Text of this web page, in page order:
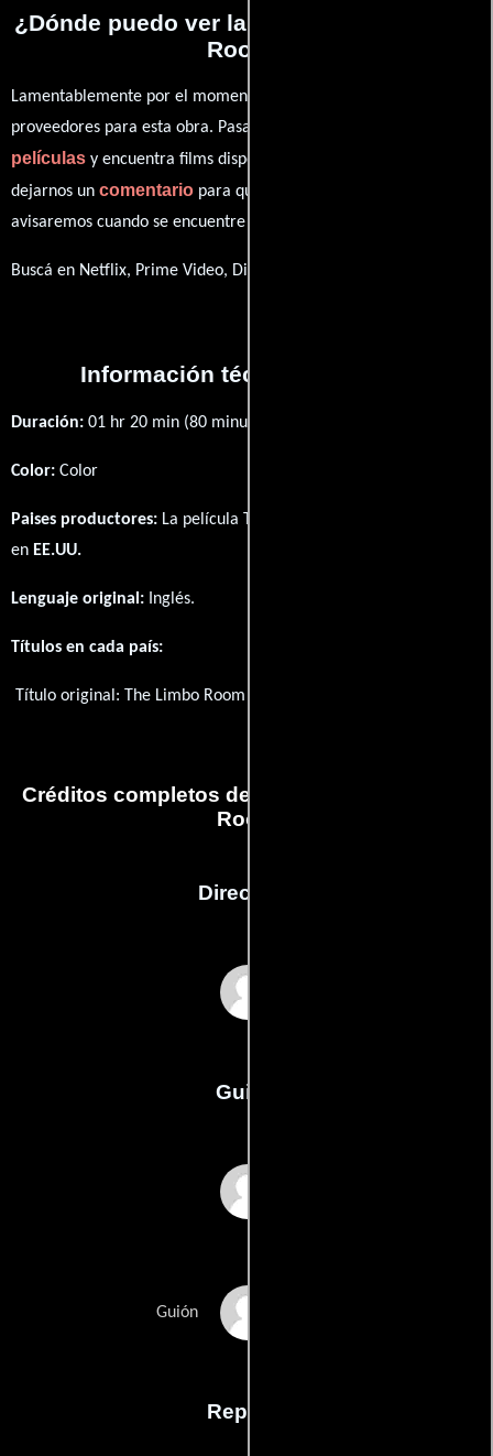
¿Dónde puedo ver la películas The Limbo
Room?
Lamentablemente por el momento no contamos con enlaces a
proveedores para esta obra. Pasa por nuestro catálogo de
películas y encuentra films disponibles. También puedes
dejarnos un comentario para que le demos prioridad y te
avisaremos cuando se encuentre disponible
Buscá en Netflix, Prime Video, Disney+
Información técnica y general
Duración: 01 hr 20 min (80 minutos) .
Color: Color
Paises productores: La película The Limbo Room fué producida
en EE.UU.
Lenguaje original: Inglés.
Títulos en cada país:
Título original: The Limbo Room
Créditos completos de la película The Limbo
Room
Dirección
Guión
Guión
Reparto